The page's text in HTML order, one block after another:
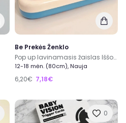
Be Prekės Ženklo
Pop up lavinamasis žaislas Iššokantys gyvūnai
12-18 mėn. (80cm), Nauja
6,20€ 7,18€
0